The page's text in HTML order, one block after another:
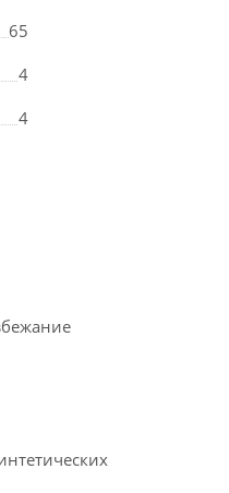
65
4
4